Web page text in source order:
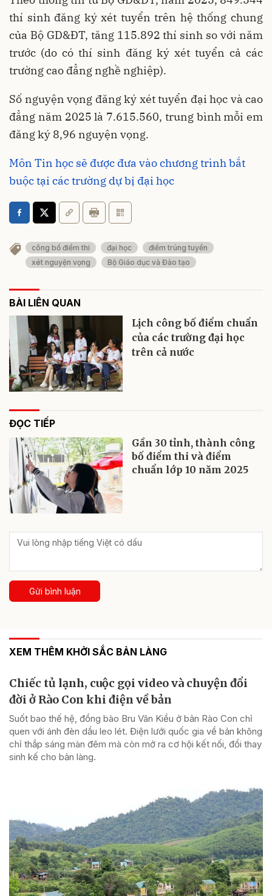
thí sinh đăng ký xét tuyển trên hệ thống chung
của Bộ GD&ĐT, tăng 115.892 thí sinh so với năm
trước (do có thí sinh đăng ký xét tuyển cả các
trường cao đẳng nghề nghiệp).
Số nguyện vọng đăng ký xét tuyển đại học và cao
đẳng năm 2025 là 7.615.560, trung bình mỗi em
đăng ký 8,96 nguyện vọng.
Môn Tin học sẽ được đưa vào chương trình bắt
buộc tại các trường dự bị đại học
công bố điểm thi đại học
điểm trúng tuyển
xét nguyện vọng
Bộ Giáo dục và Đào tạo
BÀI LIÊN QUAN
Lịch công bố điểm chuẩn
của các trường đại học
trên cả nước
ĐỌC TIẾP
Gần 30 tỉnh, thành công
bố điểm thi và điểm
chuẩn lớp 10 năm 2025
Gửi bình luận
XEM THÊM KHỞI SẮC BẢN LÀNG
Chiếc tủ lạnh, cuộc gọi video và chuyện đổi
đời ở Rào Con khi điện về bản
Suốt bao thế hệ, đồng bào Bru Vân Kiều ở bản Rào Con chỉ
quen với ánh đèn dầu leo lét. Điện lưới quốc gia về bản không
chỉ thắp sáng màn đêm mà còn mở ra cơ hội kết nối, đổi thay
sinh kế cho bản làng.